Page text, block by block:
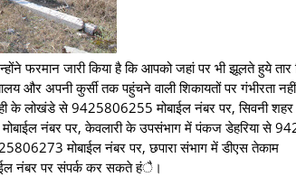
फरमान जारी किया है कि आपको जहां पर भी झूलते हुये तार
और अपनी कुर्सी तक पहुंचने वाली शिकायतों पर गंभीरता
के लोखंडे से 9425806255 मोबाईल नंबर पर, सिवनी
नंबर पर, केवलारी के उपसंभाग में पंकज डेहरिया से
मोबाईल नंबर पर, छपारा संभाग में डीएस तेकाम
नंबर पर संपर्क कर सकते हंै।